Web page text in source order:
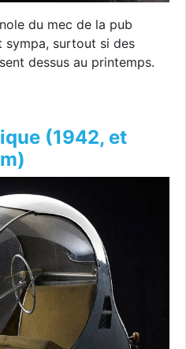
du mec de la pub
sympa, surtout si des
dessus au printemps.
(1942, et